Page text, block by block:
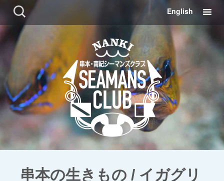
検
索:
コ
ン
ツ
に
English
串本の生きもの / イガグリ